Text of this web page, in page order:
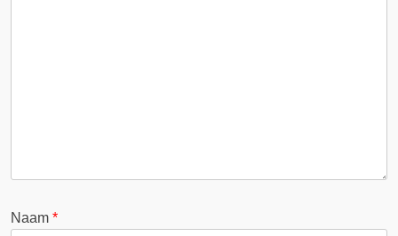
Naam *